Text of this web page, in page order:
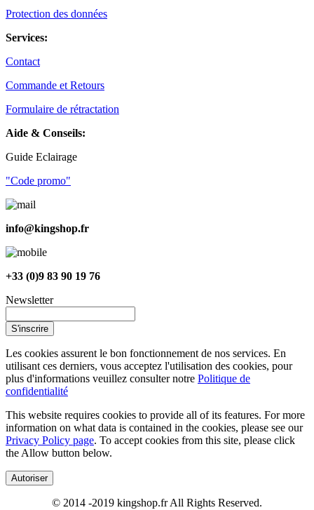
Protection des données
Services:
Contact
Commande et Retours
Formulaire de rétractation
Aide & Conseils:
Guide Eclairage
"Code promo"
info@kingshop.fr
+33 (0)9 83 90 19 76
Newsletter
S'inscrire
Les cookies assurent le bon fonctionnement de nos services. En
utilisant ces derniers, vous acceptez l'utilisation des cookies, pour
plus d'informations veuillez consulter notre Politique de
confidentialité
This website requires cookies to provide all of its features. For more
information on what data is contained in the cookies, please see our
Privacy Policy page. To accept cookies from this site, please click
the Allow button below.
Autoriser
© 2014 -2019 kingshop.fr All Rights Reserved.